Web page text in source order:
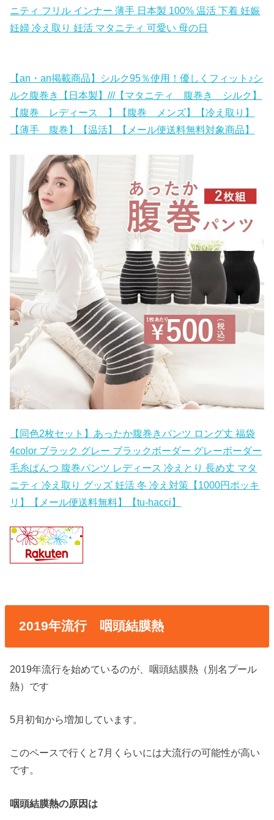
ニティ フリル インナー 薄手 日本製 100% 温活 下着 妊娠
妊婦 冷え取り 妊活 マタニティ 可愛い 母の日
【an・an掲載商品】シルク95％使用！優しくフィット♪シ
ルク腹巻き【日本製】///【マタニティ 腹巻き シルク】
【腹巻 レディース 】【腹巻 メンズ】【冷え取り】
【薄手 腹巻】【温活】【メール便送料無料対象商品】
【同色2枚セット】あったか腹巻きパンツ ロング丈 福袋
4color ブラック グレー ブラックボーダー グレーボーダー
毛糸ぱんつ 腹巻パンツ レディース 冷えとり 長め丈 マタ
ニティ 冷え取り グッズ 妊活 冬 冷え対策【1000円ポッキ
リ】【メール便送料無料】【tu-hacci】
2019年流行 咽頭結膜熱
2019年流行を始めているのが、咽頭結膜熱（別名プール
熱）です
5月初旬から増加しています。
このペースで行くと7月くらいには大流行の可能性が高い
です。
咽頭結膜熱の原因は